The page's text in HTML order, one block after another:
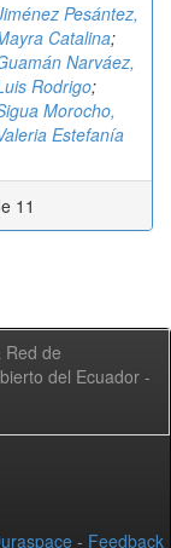
Pesántez,
Catalina;
Narváez,
Rodrigo;
Morocho,
Estefanía
11
Red de
del Ecuador -
- Feedback